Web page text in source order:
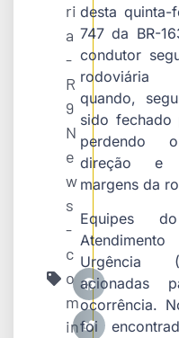
ri
a
-
R
9
N
e
w
s
-
c
o
m
in
desta
747 da BR-
condutor
rodoviária
quando,
sido fechado
perdendo
direção e
margens da
Equipes
Urgência
acionadas
ocorrência.
foi